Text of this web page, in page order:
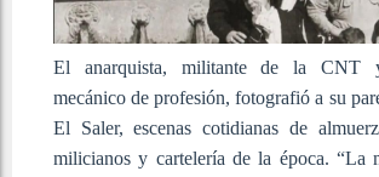
El anarquista, militante de la CNT
mecánico de profesión, fotografió a su
El Saler, escenas cotidianas de
milicianos y cartelería de la época. “La